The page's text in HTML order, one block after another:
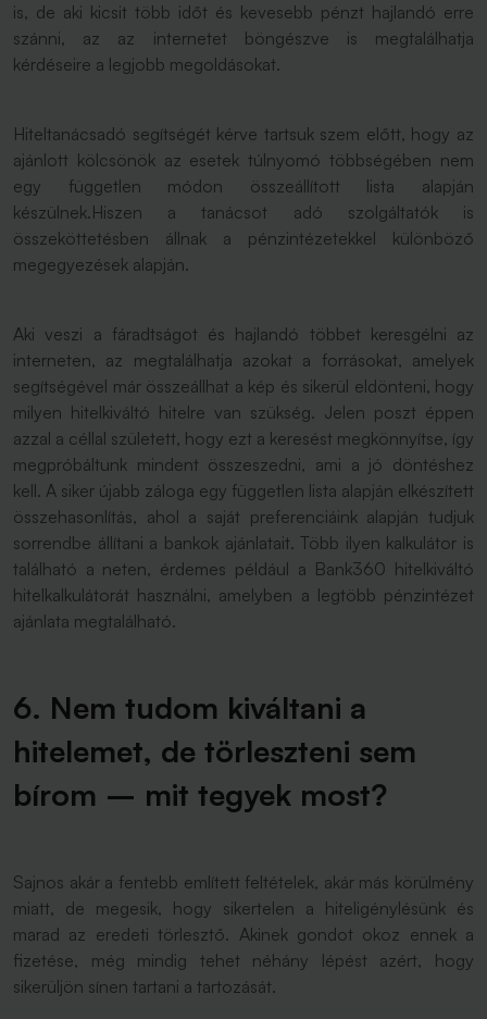
is, de aki kicsit több időt és kevesebb pénzt hajlandó erre
szánni, az az internetet böngészve is megtalálhatja
kérdéseire a legjobb megoldásokat.
Hiteltanácsadó segítségét kérve tartsuk szem előtt, hogy az
ajánlott kölcsönök az esetek túlnyomó többségében nem
egy független módon összeállított lista alapján
készülnek.Hiszen a tanácsot adó szolgáltatók is
összeköttetésben állnak a pénzintézetekkel különböző
megegyezések alapján.
Aki veszi a fáradtságot és hajlandó többet keresgélni az
interneten, az megtalálhatja azokat a forrásokat, amelyek
segítségével már összeállhat a kép és sikerül eldönteni, hogy
milyen hitelkiváltó hitelre van szükség. Jelen poszt éppen
azzal a céllal született, hogy ezt a keresést megkönnyítse, így
megpróbáltunk mindent összeszedni, ami a jó döntéshez
kell. A siker újabb záloga egy független lista alapján elkészített
összehasonlítás, ahol a saját preferenciáink alapján tudjuk
sorrendbe állítani a bankok ajánlatait. Több ilyen kalkulátor is
található a neten, érdemes például a Bank360 hitelkiváltó
hitelkalkulátorát használni, amelyben a legtöbb pénzintézet
ajánlata megtalálható.
6. Nem tudom kiváltani a
hitelemet, de törleszteni sem
bírom – mit tegyek most?
Sajnos akár a fentebb említett feltételek, akár más körülmény
miatt, de megesik, hogy sikertelen a hiteligénylésünk és
marad az eredeti törlesztő. Akinek gondot okoz ennek a
fizetése, még mindig tehet néhány lépést azért, hogy
sikerüljön sínen tartani a tartozását.